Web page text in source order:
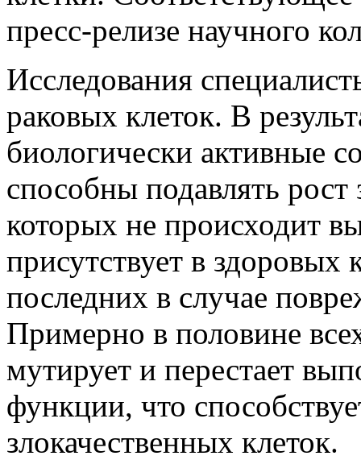
пресс-релизе научного
Исследования
раковых клеток. В
биологически активные
способны подавлять рост
которых не происходит
присутствует в здоровых
последних в случае
Примерно в половине
мутирует и перестает
функции, что
злокачественных клеток.